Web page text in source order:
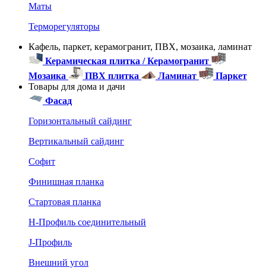
Маты
Терморегуляторы
Кафель, паркет, керамогранит, ПВХ, мозаика, ламинат
Керамическая плитка / Керамогранит
Мозаика
ПВХ плитка Ламинат
Паркет
Товары для дома и дачи
Фасад
Горизонтальный сайдинг
Вертикальный сайдинг
Софит
Финишная планка
Стартовая планка
Н-Профиль соединительный
J-Профиль
Внешний угол